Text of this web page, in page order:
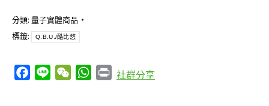
比
悠
人
分類: 量子實體商品
標籤:
Q.B.U./酷比悠
Facebook
Line WeChatWhatsApp
Print
社群分享